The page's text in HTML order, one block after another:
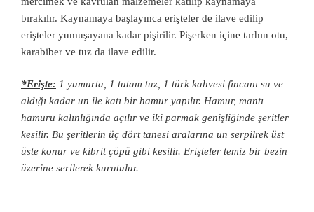
bırakılır. Kaynamaya başlayınca erişteler de ilave edilip
erişteler yumuşayana kadar pişirilir. Pişerken içine tarhın otu,
karabiber ve tuz da ilave edilir.
*Erişte: 1 yumurta, 1 tutam tuz, 1 türk kahvesi fincanı su ve
aldığı kadar un ile katı bir hamur yapılır. Hamur, mantı
hamuru kalınlığında açılır ve iki parmak genişliğinde şeritler
kesilir. Bu şeritlerin üç dört tanesi aralarına un serpilrek üst
üste konur ve kibrit çöpü gibi kesilir. Erişteler temiz bir bezin
üzerine serilerek kurutulur.